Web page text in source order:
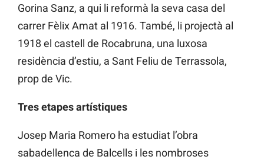
Gorina Sanz, a qui li reformà la seva casa del
carrer Fèlix Amat al 1916. També, li projectà al
1918 el castell de Rocabruna, una luxosa
residència d’estiu, a Sant Feliu de Terrassola,
prop de Vic.
Tres etapes artístiques
Josep Maria Romero ha estudiat l’obra
sabadellenca de Balcells i les nombroses